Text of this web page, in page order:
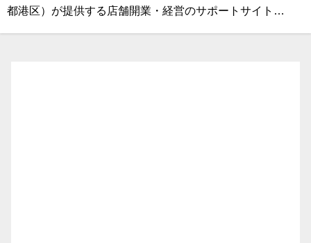
都港区）が提供する店舗開業・経営のサポートサイト…